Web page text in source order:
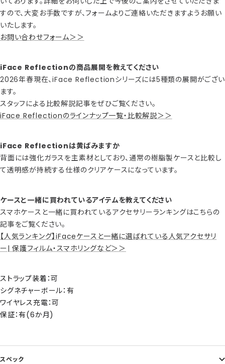
すので、大変お手数ですが、フォームよりご連絡いただきますようお願い
いたします。
お問い合わせフォーム＞＞
iFace Reflectionの商品展開を教えてください
2026年春現在、iFace Reflectionシリーズには5種類の展開がござい
ます。
スタッフによる比較解説記事をぜひご覧ください。
iFace Reflectionのラインナップ一覧・比較解説＞＞
iFace Reflectionは黄ばみますか
背面には強化ガラスを主素材としており、通常の樹脂製ケースと比較し
て透明感が持続する仕様のクリアケースになっています。
ケースと一緒に買われているアイテムを教えてください
スマホケースと一緒に買われているアクセサリーランキングはこちらの
記事をご覧ください。
【人気ランキング】iFaceケースと一緒に選ばれている人気アクセサリ
ー| 保護フィルム・スマホリングなど＞＞
ストラップ装着：可
シグネチャーボール：有
ワイヤレス充電：可
保証：有(6か月)
スペック